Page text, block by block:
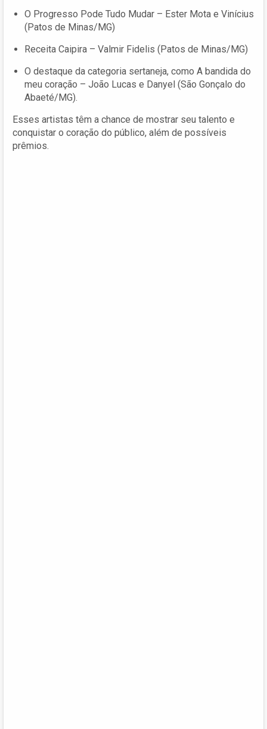
O Progresso Pode Tudo Mudar – Ester Mota e Vinícius
(Patos de Minas/MG)
Receita Caipira – Valmir Fidelis (Patos de Minas/MG)
O destaque da categoria sertaneja, como A bandida do
meu coração – João Lucas e Danyel (São Gonçalo do
Abaeté/MG).
Esses artistas têm a chance de mostrar seu talento e
conquistar o coração do público, além de possíveis
prêmios.